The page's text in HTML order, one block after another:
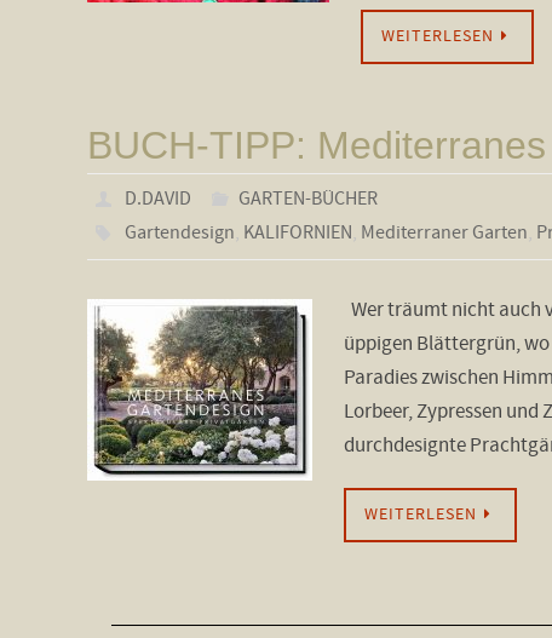
WEITERLESEN
BUCH-TIPP:
D.DAVID
GARTEN-BÜCHER
Gartendesign, KALIFORNIEN, Mediterraner Garten,
Wer träumt nicht auch
üppigen Blättergrün,
Paradies zwischen
Lorbeer, Zypressen
durchdesignte
WEITERLESEN